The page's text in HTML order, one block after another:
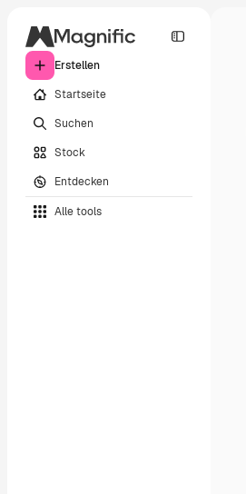
Erstellen
Startseite
Suchen
Stock
Entdecken
Alle tools